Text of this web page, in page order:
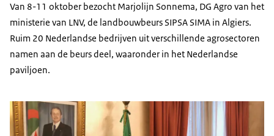
Van 8-11 oktober bezocht Marjolijn Sonnema, DG Agro van het
ministerie van LNV, de landbouwbeurs SIPSA SIMA in Algiers.
Ruim 20 Nederlandse bedrijven uit verschillende agrosectoren
namen aan de beurs deel, waaronder in het Nederlandse
paviljoen.